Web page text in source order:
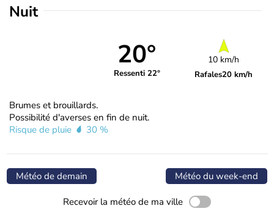
Nuit
20°
Ressenti 22°
10 km/h
Rafales20 km/h
Brumes et brouillards.
Possibilité d'averses en fin de nuit.
Risque de pluie
30 %
Météo de demain Météo du week-end
Recevoir la météo de ma ville